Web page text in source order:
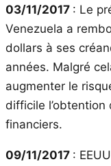
03/11/2017 : Le
Venezuela a
dollars à ses
années. Malgré
augmenter le
difficile
financiers.
09/11/2017 :